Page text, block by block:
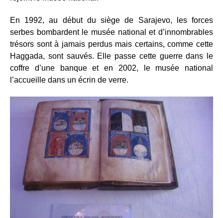
En 1992, au début du siège de Sarajevo, les forces
serbes bombardent le musée national et d’innombrables
trésors sont à jamais perdus mais certains, comme cette
Haggada, sont sauvés. Elle passe cette guerre dans le
coffre d’une banque et en 2002, le musée national
l’accueille dans un écrin de verre.